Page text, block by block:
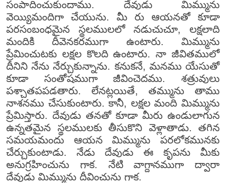
సంపాదించుకుందాము. దేవుడు మిమ్మును
వెయ్యిమందిగా చేయును. మీ రు ఆయనతో కూడా
పరసంబంధమైన స్థలములలో నడుచుచూ, లక్షలాది
మందికి దీవెనకరముగా ఉంటారు. మిమ్మును
ప్రేమించుటకు లక్షల కొలది ఉంటారు. నా జీవితములో
దీనిని నేను నేర్చుకున్నాను. కనుకనే, మనము యేసుతో
కూడా సంతోషముగా జీవించెదము. శత్రువులు
పశ్చాతపపడతారు. లేనట్లయితే, తమ్మును తాము
నాశనము చేసుకుంటారు. కానీ, లక్షల మంది మిమ్మును
ప్రేమిస్తారు. దేవుడు తనతో కూడా మీరు ఉండులాగున
ఉన్నతమైన స్థలములకు తీసుకొని వెళ్లాతాడు. తగిన
సమయమందు ఆయన మిమ్మును పరలోకమునకు
చేర్చుకుంటాడు. నేడు దేవుడు ఈ కృపను మీకు
అనుగ్రహించును గాక. నేటి వాగ్దానముగా ద్వారా
దేవుడు మిమ్మును దీవించును గాక.